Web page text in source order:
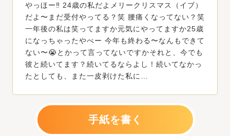
やっほー‼️ 24歳の私だよメリークリスマス（イブ）
だよ〜まだ受付やってる？笑 腰痛くなってない？笑
一年後の私は笑ってますか元気にやってますか25歳
になっちゃったやべー 今年も終わる〜なんもできて
ない〜😭とかって言ってないですかそれと、今でも
彼と続いてます？続いてるならよし！続いてなかっ
たとしても、また一皮剥けた私に…
手紙を書く